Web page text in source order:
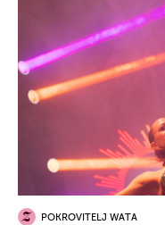
POKROVITELJ WATA